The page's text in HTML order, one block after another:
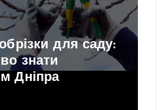
для саду:
знати
Дніпра